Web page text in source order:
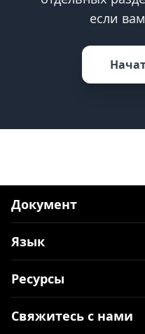
если
Документ
Язык
Ресурсы
Свяжитесь с нами